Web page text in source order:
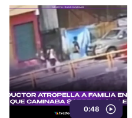
0:48